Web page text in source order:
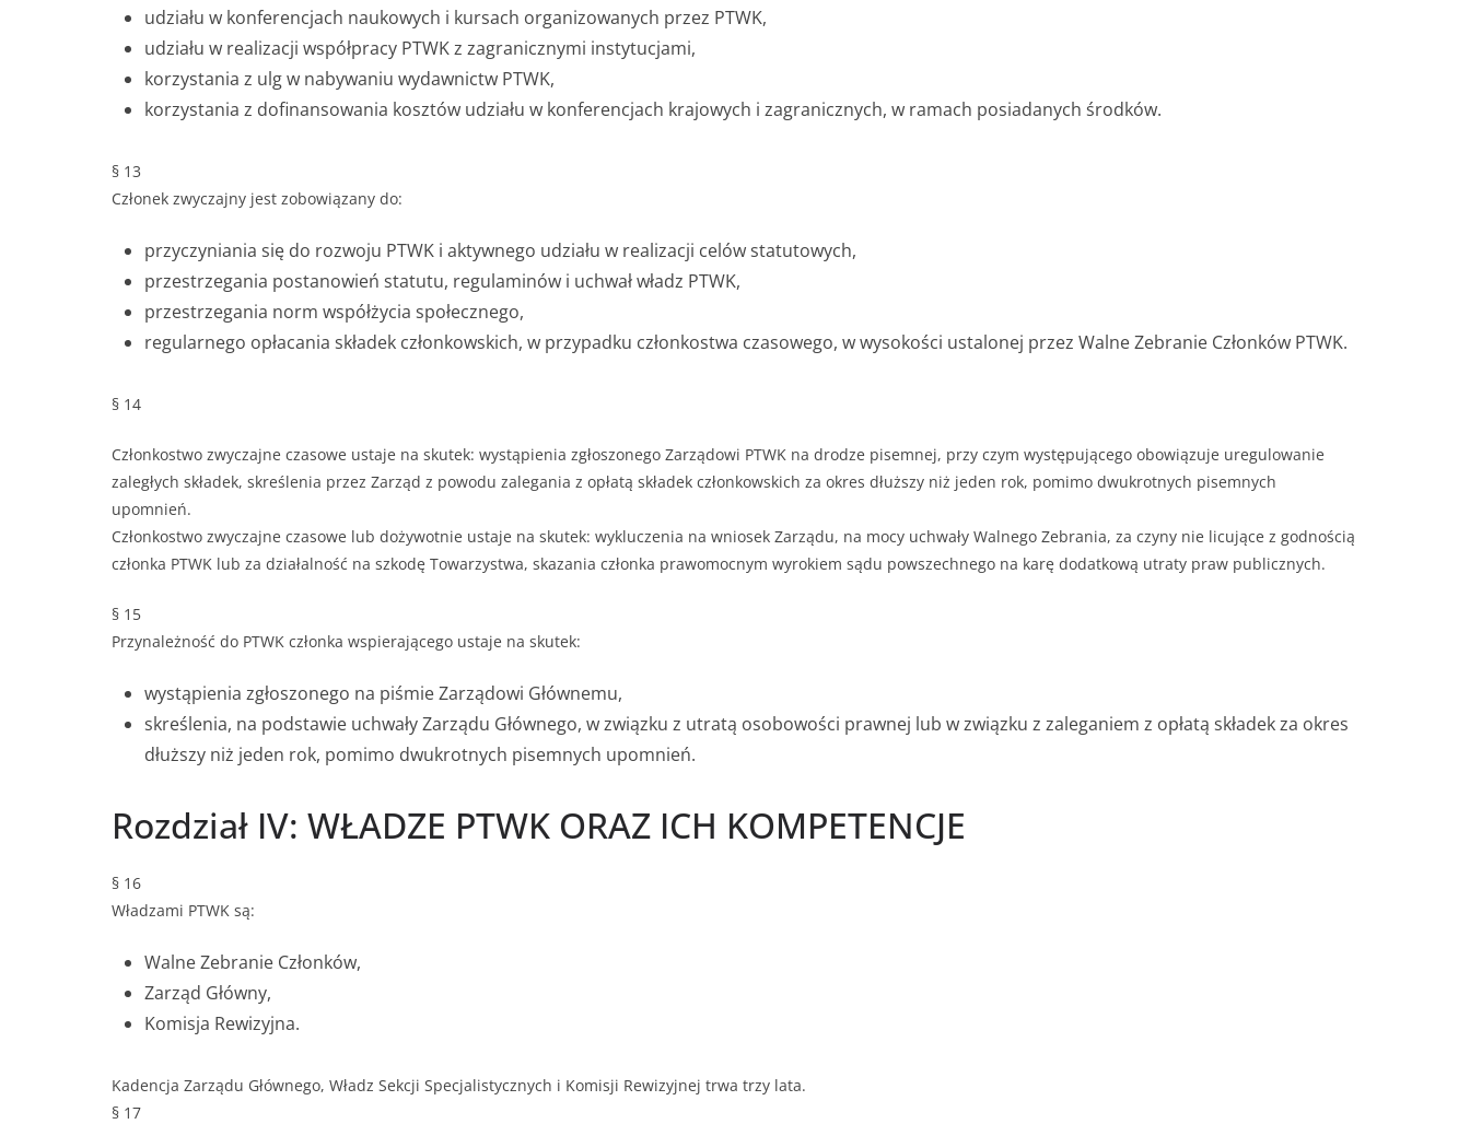
udziału w konferencjach naukowych i kursach organizowanych przez PTWK,
udziału w realizacji współpracy PTWK z zagranicznymi instytucjami,
korzystania z ulg w nabywaniu wydawnictw PTWK,
korzystania z dofinansowania kosztów udziału w konferencjach krajowych i zagranicznych, w ramach posiadanych środków.
§ 13
Członek zwyczajny jest zobowiązany do:
przyczyniania się do rozwoju PTWK i aktywnego udziału w realizacji celów statutowych,
przestrzegania postanowień statutu, regulaminów i uchwał władz PTWK,
przestrzegania norm współżycia społecznego,
regularnego opłacania składek członkowskich, w przypadku członkostwa czasowego, w wysokości ustalonej przez Walne Zebranie Członków PTWK.
§ 14
Członkostwo zwyczajne czasowe ustaje na skutek: wystąpienia zgłoszonego Zarządowi PTWK na drodze pisemnej, przy czym występującego obowiązuje uregulowanie
zaległych składek, skreślenia przez Zarząd z powodu zalegania z opłatą składek członkowskich za okres dłuższy niż jeden rok, pomimo dwukrotnych pisemnych
upomnień.
Członkostwo zwyczajne czasowe lub dożywotnie ustaje na skutek: wykluczenia na wniosek Zarządu, na mocy uchwały Walnego Zebrania, za czyny nie licujące z godnością
członka PTWK lub za działalność na szkodę Towarzystwa, skazania członka prawomocnym wyrokiem sądu powszechnego na karę dodatkową utraty praw publicznych.
§ 15
Przynależność do PTWK członka wspierającego ustaje na skutek:
wystąpienia zgłoszonego na piśmie Zarządowi Głównemu,
skreślenia, na podstawie uchwały Zarządu Głównego, w związku z utratą osobowości prawnej lub w związku z zaleganiem z opłatą składek za okres
dłuższy niż jeden rok, pomimo dwukrotnych pisemnych upomnień.
Rozdział IV: WŁADZE PTWK ORAZ ICH KOMPETENCJE
§ 16
Władzami PTWK są:
Walne Zebranie Członków,
Zarząd Główny,
Komisja Rewizyjna.
Kadencja Zarządu Głównego, Władz Sekcji Specjalistycznych i Komisji Rewizyjnej trwa trzy lata.
§ 17